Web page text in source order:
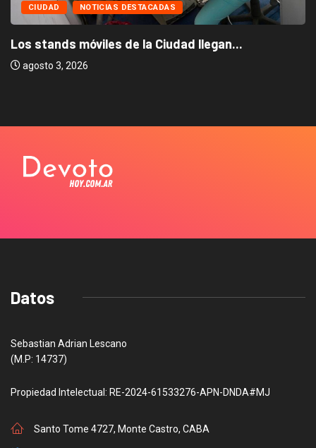
CIUDAD NOTICIAS DESTACADAS
Los stands móviles de la Ciudad llegan...
agosto 3, 2026
Datos
Sebastian Adrian Lescano
(M.P: 14737)
Propiedad Intelectual: RE-2024-61533276-APN-DNDA#MJ
Santo Tome 4727, Monte Castro, CABA